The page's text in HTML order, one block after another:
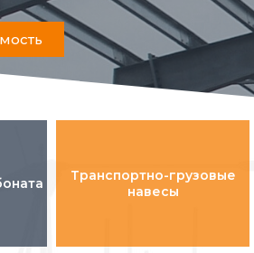
Транспортно-грузовые
навесы